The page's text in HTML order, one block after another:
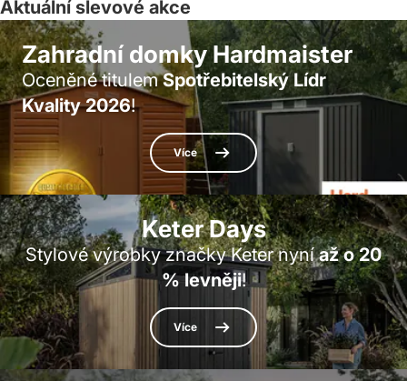
Aktuální slevové akce
Zahradní domky Hardmaister
Oceněné titulemSpotřebitelský Lídr
Kvality 2026!
Více
Keter Days
Stylové výrobky značky Keter nyníaž o 20
% levněji!
Více